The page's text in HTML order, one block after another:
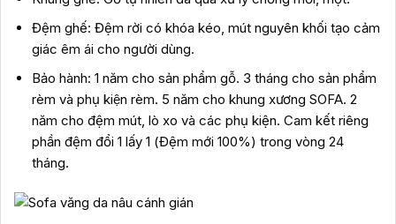
Đệm ghế: Đệm rời có khóa kéo, mút nguyên khối tạo cảm
giác êm ái cho người dùng.
Bảo hành: 1 năm cho sản phẩm gỗ. 3 tháng cho sản phẩm
rèm và phụ kiện rèm. 5 năm cho khung xương SOFA. 2
năm cho đệm mút, lò xo và các phụ kiện. Cam kết riêng
phần đệm đổi 1 lấy 1 (Đệm mới 100%) trong vòng 24
tháng.